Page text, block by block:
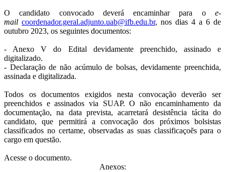
O candidato convocado deverá encaminhar para o e-
mail coordenador.geral.adjunto.uab@ifb.edu.br, nos dias 4 a 6 de
outubro 2023, os seguintes documentos:
- Anexo V do Edital devidamente preenchido, assinado e
digitalizado.
- Declaração de não acúmulo de bolsas, devidamente preenchida,
assinada e digitalizada.
Todos os documentos exigidos nesta convocação deverão ser
preenchidos e assinados via SUAP. O não encaminhamento da
documentação, na data prevista, acarretará desistência tácita do
candidato, que permitirá a convocação dos próximos bolsistas
classificados no certame, observadas as suas classificaçoẽs para o
cargo em questão.
Acesse o documento.
Anexos: